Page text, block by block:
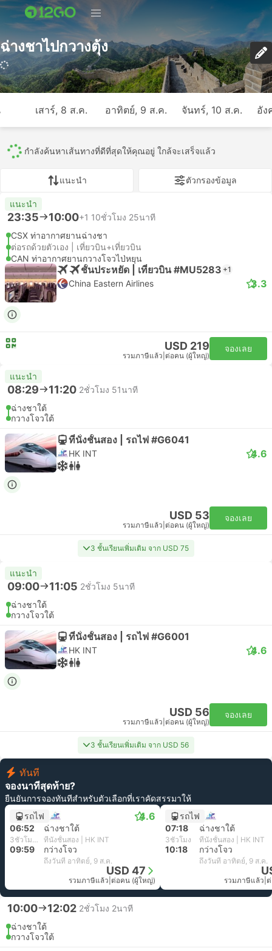
ฉ่างชาไปกวางตุ้ง
241 การเดินทาง (USD 47 – USD 237)
เสาร์, 8 ส.ค. อาทิตย์, 9 ส.ค. จันทร์, 10 ส.ค. อัง
ทั้งหมด241 235 6
แนะนำ ตัวกรองข้อมูล
แนะนำ
23:35 10:00+1 10ชั่วโมง 25นาที
CSX ท่าอากาศยานฉ่างชา
ต่อรถด้วยตัวเอง | เที่ยวบิน+เที่ยวบิน
CAN ท่าอากาศยานกวางโจวไป่หยุน
ชั้นประหยัด | เที่ยวบิน #MU5283 +1
China Eastern Airlines 3.3
USD 219
รวมภาษีแล้ว ต่อคน (ผู้ใหญ่)
จองเลย
แนะนำ
08:29 11:20 2ชั่วโมง 51นาที
ฉ่างชาใต้
กวางโจวใต้
ที่นั่งชั้นสอง | รถไฟ #G6041
HK INT 4.6
USD 53
รวมภาษีแล้ว ต่อคน (ผู้ใหญ่)
จองเลย
3 ชั้นเรียนเพิ่มเติม จาก USD 75
แนะนำ
09:00 11:05 2ชั่วโมง 5นาที
ฉ่างชาใต้
กวางโจวใต้
ที่นั่งชั้นสอง | รถไฟ #G6001
HK INT 4.6
USD 56
รวมภาษีแล้ว ต่อคน (ผู้ใหญ่)
จองเลย
3 ชั้นเรียนเพิ่มเติม จาก USD 56
ทันที
จองนาทีสุดท้าย?
ยืนยันการจองทันทีสำหรับตัวเลือกที่เราคัดสรรมาให้
รถไฟ
4.6
06:52 ฉ่างชาใต้
3ชั่วโมง 7นาที ที่นั่งชั้นสอง | HK INT
09:59 กว่างโจว
ถึงวันที่ อาทิตย์, 9 ส.ค.
USD 47
รวมภาษีแล้ว ต่อคน (ผู้ใหญ่)
รถไฟ
07:18
ฉ่างชาใต้
3ชั่วโมง ที่นั่งชั้นสอง | HK INT
10:18 กว่างโจว
ถึงวันที่ อาทิตย์, 9 ส.ค.
รวมภาษีแล้ว
10:00 12:02 2ชั่วโมง 2นาที
ฉ่างชาใต้
กวางโจวใต้